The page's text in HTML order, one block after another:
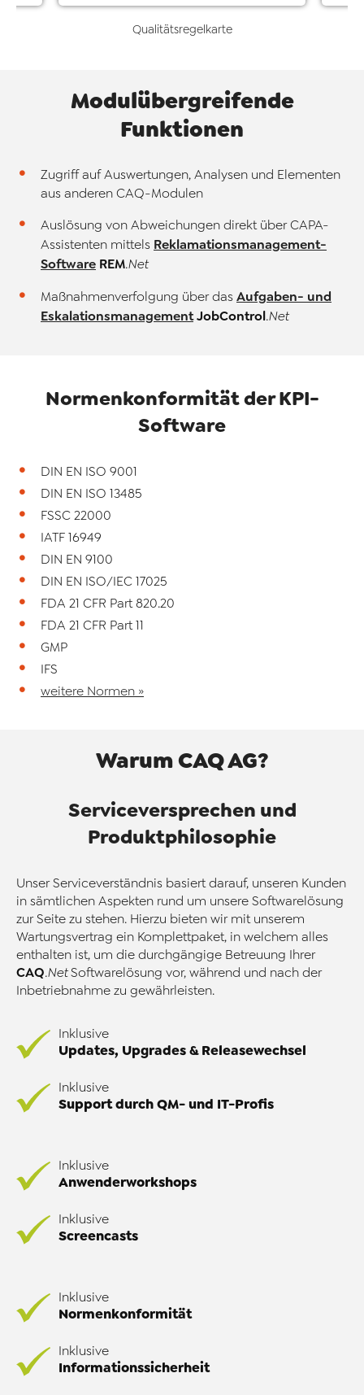
Qualitätsregelkarte
Modulübergreifende
Funktionen
Zugriff auf Auswertungen, Analysen und Elementen
aus anderen CAQ-Modulen
Auslösung von Abweichungen direkt über CAPA-
Assistenten mittels Reklamationsmanagement-
Software REM.Net
Maßnahmenverfolgung über das Aufgaben- und
Eskalationsmanagement JobControl.Net
Normenkonformität der KPI-
Software
DIN EN ISO 9001
DIN EN ISO 13485
FSSC 22000
IATF 16949
DIN EN 9100
DIN EN ISO/IEC 17025
FDA 21 CFR Part 820.20
FDA 21 CFR Part 11
GMP
IFS
weitere Normen »
Warum CAQ AG?
Serviceversprechen und
Produktphilosophie
Unser Serviceverständnis basiert darauf, unseren Kunden
in sämtlichen Aspekten rund um unsere Softwarelösung
zur Seite zu stehen. Hierzu bieten wir mit unserem
Wartungsvertrag ein Komplettpaket, in welchem alles
enthalten ist, um die durchgängige Betreuung Ihrer
CAQ.NetSoftwarelösung vor, während und nach der
Inbetriebnahme zu gewährleisten.
Inklusive
Updates, Upgrades & Releasewechsel
Inklusive
Support durch QM- und IT-Profis
Inklusive
Anwenderworkshops
Inklusive
Screencasts
Inklusive
Normenkonformität
Inklusive
Informationssicherheit